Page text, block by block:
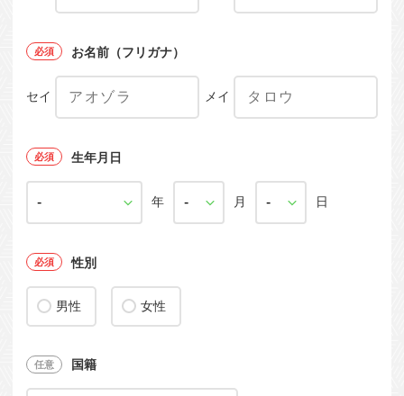
お名前（フリガナ）
セイ メイ
生年月日
年 月 日
性別
男性 女性
国籍